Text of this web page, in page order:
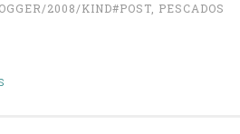
2008/KIND#POST, PESCADOS